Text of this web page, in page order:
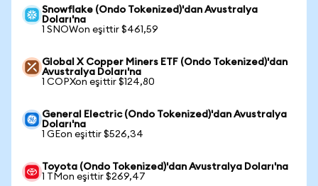
Snowflake (Ondo Tokenized)'dan Avustralya
Doları'na
1 SNOWon eşittir $461,59
Global X Copper Miners ETF (Ondo Tokenized)'dan
Avustralya Doları'na
1 COPXon eşittir $124,80
General Electric (Ondo Tokenized)'dan Avustralya
Doları'na
1 GEon eşittir $526,34
Toyota (Ondo Tokenized)'dan Avustralya Doları'na
1 TMon eşittir $269,47